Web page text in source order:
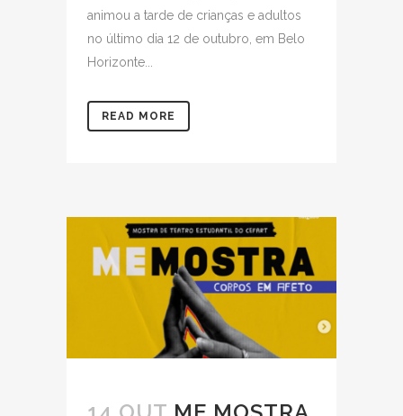
animou a tarde de crianças e adultos
no último dia 12 de outubro, em Belo
Horizonte...
READ MORE